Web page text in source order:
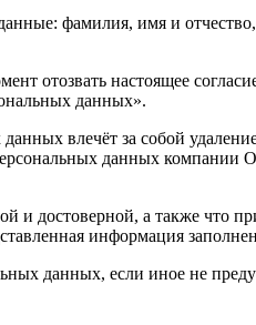
фамилия, имя и
отозвать настоящее
данных».
влечёт за собой
данных
и достоверной, а также что
информация
данных, если иное не